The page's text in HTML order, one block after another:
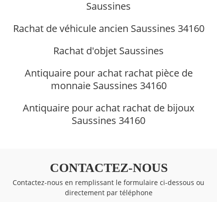
Saussines
Rachat de véhicule ancien Saussines 34160
Rachat d'objet Saussines
Antiquaire pour achat rachat pièce de
monnaie Saussines 34160
Antiquaire pour achat rachat de bijoux
Saussines 34160
CONTACTEZ-NOUS
Contactez-nous en remplissant le formulaire ci-dessous ou
directement par téléphone